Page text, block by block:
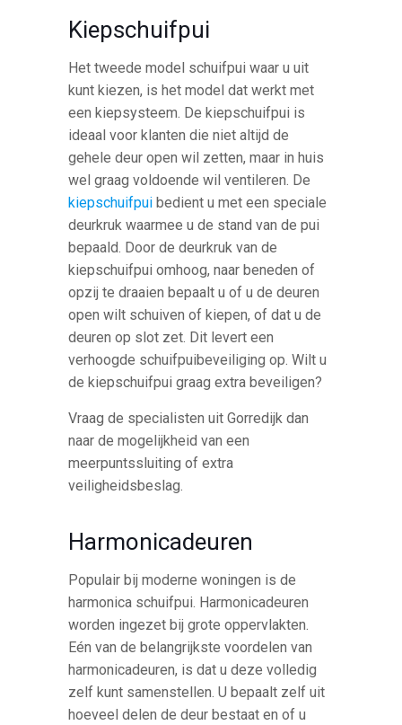
Kiepschuifpui
Het tweede model schuifpui waar u uit
kunt kiezen, is het model dat werkt met
een kiepsysteem. De kiepschuifpui is
ideaal voor klanten die niet altijd de
gehele deur open wil zetten, maar in huis
wel graag voldoende wil ventileren. De
kiepschuifpui bedient u met een speciale
deurkruk waarmee u de stand van de pui
bepaald. Door de deurkruk van de
kiepschuifpui omhoog, naar beneden of
opzij te draaien bepaalt u of u de deuren
open wilt schuiven of kiepen, of dat u de
deuren op slot zet. Dit levert een
verhoogde schuifpuibeveiliging op. Wilt u
de kiepschuifpui graag extra beveiligen?
Vraag de specialisten uit Gorredijk dan
naar de mogelijkheid van een
meerpuntssluiting of extra
veiligheidsbeslag.
Harmonicadeuren
Populair bij moderne woningen is de
harmonica schuifpui. Harmonicadeuren
worden ingezet bij grote oppervlakten.
Eén van de belangrijkste voordelen van
harmonicadeuren, is dat u deze volledig
zelf kunt samenstellen. U bepaalt zelf uit
hoeveel delen de deur bestaat en of u